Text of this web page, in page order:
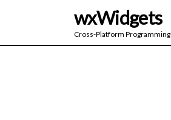
wxWidgets
Cross-Platform Programming